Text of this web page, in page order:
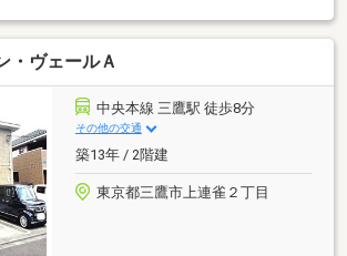
・ヴェールＡ
中央本線 三鷹駅 徒歩8分
その他の交通
築13年 / 2階建
東京都三鷹市上連雀２丁目